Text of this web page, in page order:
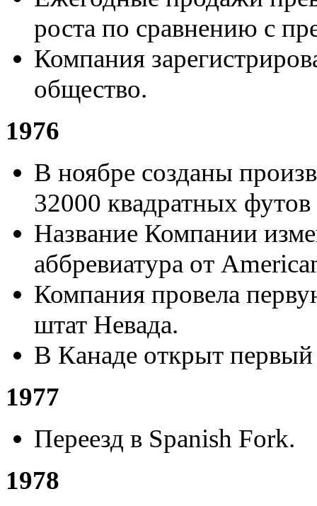
роста по сравнению с
Компания
общество.
1976
В ноябре созданы
32000 квадратных
Название Компании
аббревиатура от
Компания провела
штат Невада.
В Канаде открыт
1977
Переезд в Spanish Fork.
1978